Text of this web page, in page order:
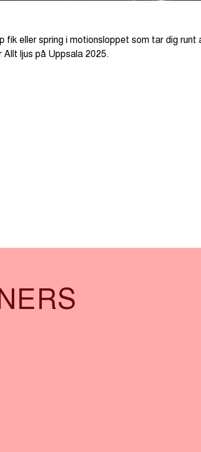
fik eller spring i motionsloppet som tar dig runt
ljus på Uppsala 2025.